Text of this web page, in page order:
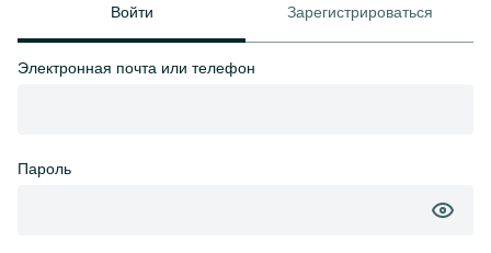
Войти Зарегистрироваться
Электронная почта или телефон
Пароль